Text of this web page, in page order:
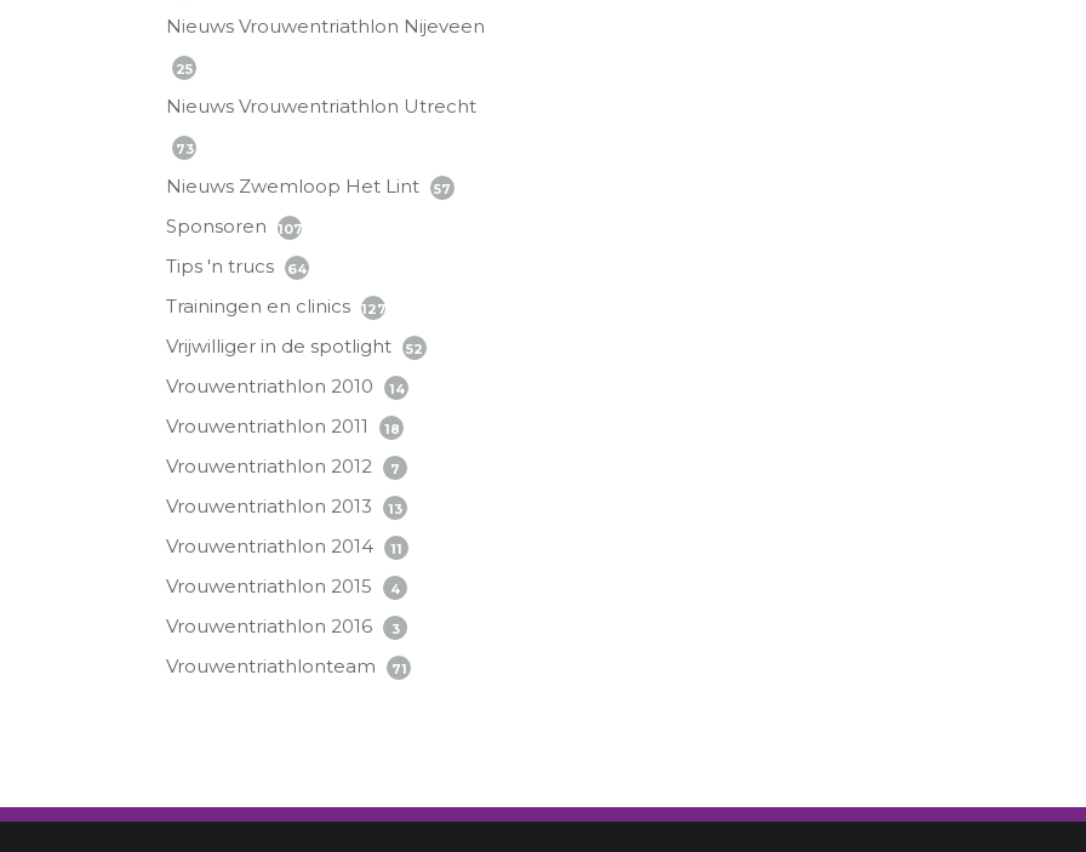
Nieuws Vrouwentriathlon Nijeveen
25
Nieuws Vrouwentriathlon Utrecht
73
Nieuws Zwemloop Het Lint 57
Sponsoren 107
Tips 'n trucs 64
Trainingen en clinics 127
Vrijwilliger in de spotlight 52
Vrouwentriathlon 2010 14
Vrouwentriathlon 2011 18
Vrouwentriathlon 2012 7
Vrouwentriathlon 2013 13
Vrouwentriathlon 2014 11
Vrouwentriathlon 2015 4
Vrouwentriathlon 2016 3
Vrouwentriathlonteam 71